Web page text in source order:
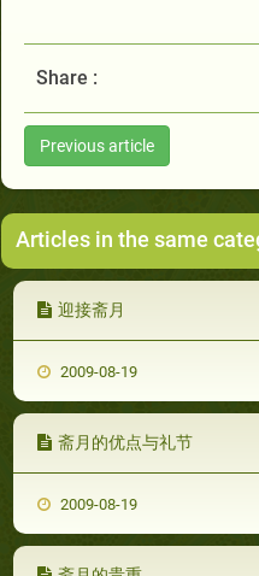
Share :
Previous article
Articles in the same
迎接斋月
2009-08-19
斋月的优点与礼节
2009-08-19